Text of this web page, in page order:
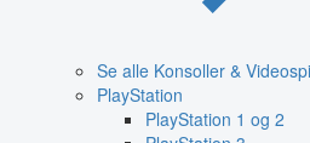
Se alle Konsoller &
PlayStation
PlayStation 1 og 2